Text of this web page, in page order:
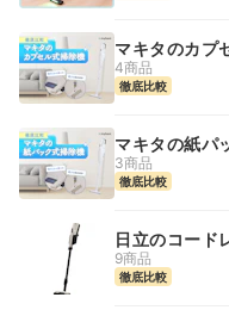
マキタのカプ
4商品
徹底比較
マキタの紙パ
3商品
徹底比較
日立のコード
9商品
徹底比較